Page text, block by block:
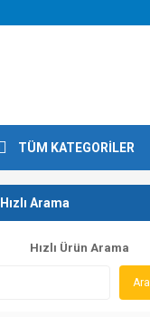
TÜM KATEGORİLER
Hızlı Arama
Hızlı Ürün Arama
Ara